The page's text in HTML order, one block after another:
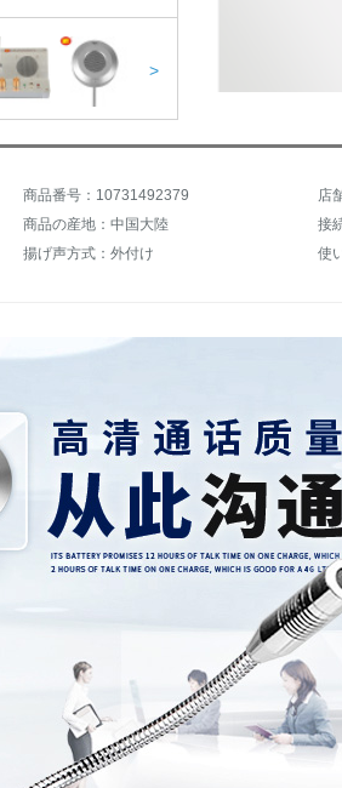
>
商品番号：10731492379
店
商品の産地：中国大陸
接
揚げ声方式：外付け 使